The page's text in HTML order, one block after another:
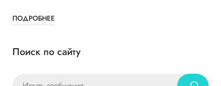
ПОДРОБНЕЕ
Поиск по сайту